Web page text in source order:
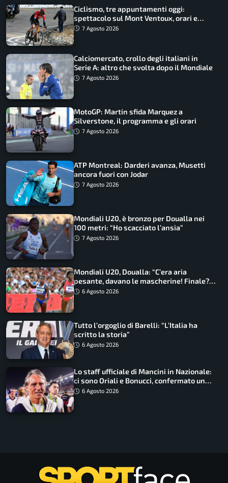
Ciclismo, tre appuntamenti oggi:
spettacolo sul Mont Ventoux, orari e
come vederli
7 Agosto 2026
Calciomercato, crollo degli italiani in
Serie A: altro che svolta dopo il Mondiale
7 Agosto 2026
MotoGP: Martin sfida Marquez a
Silverstone, il programma e gli orari
7 Agosto 2026
ATP Montreal: Darderi avanza, Musetti
ancora fuori con Jodar
7 Agosto 2026
Mondiali U20, è bronzo per Doualla nei
100 metri: “Ho scacciato l’ansia”
7 Agosto 2026
Mondiali U20, Doualla: “C’era aria
pesante, davano le mascherine! Finale?
Non ho nulla da perdere”
6 Agosto 2026
Tutto l’orgoglio di Barelli: “L’Italia ha
scritto la storia”
6 Agosto 2026
Lo staff ufficiale di Mancini in Nazionale:
ci sono Oriali e Bonucci, confermato un
ritorno
6 Agosto 2026